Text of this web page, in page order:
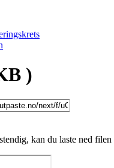
)
kan du laste ned